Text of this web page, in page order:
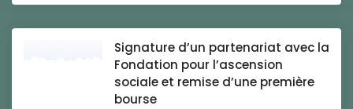
Signature d’un partenariat avec la
Fondation pour l’ascension
sociale et remise d’une première
bourse